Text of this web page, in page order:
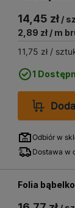
14,45 zł /
2,89 zł / m
11,75 zł /
1
Odbiór w
Dostawa w
Folia